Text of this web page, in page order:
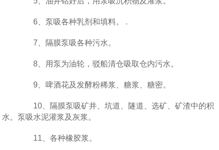
6、泵吸各种乳剂和填料。 .
7、隔膜泵吸各种污水。
8、用泵为油轮，驳船清仓吸取仓内污水。
9、啤酒花及发酵粉稀浆、糖浆、糖密。
10、隔膜泵吸矿井、坑道、隧道、选矿、矿渣中的积
水。泵吸水泥灌浆及灰浆。
11、各种橡胶浆。